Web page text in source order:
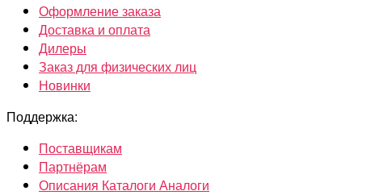
Оформление заказа
Доставка и оплата
Дилеры
Заказ для физических лиц
Новинки
Поддержка:
Поставщикам
Партнёрам
Описания Каталоги Аналоги